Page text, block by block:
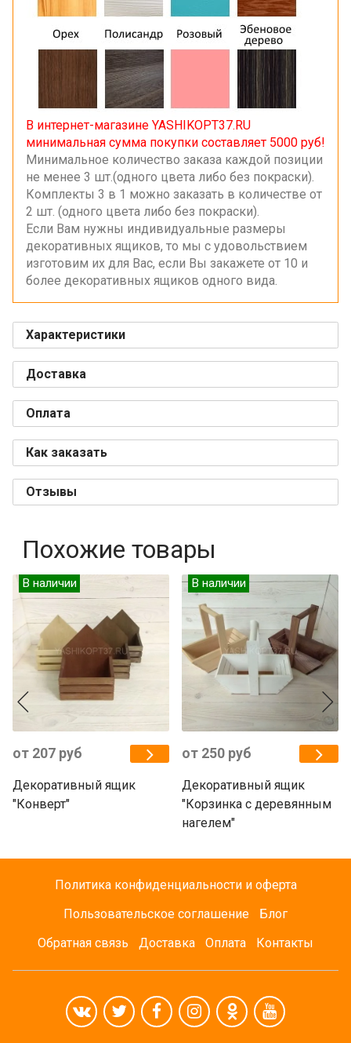
В интернет-магазине YASHIKOPT37.RU
минимальная сумма покупки составляет 5000 руб!
Минимальное количество заказа каждой позиции
не менее 3 шт.(одного цвета либо без покраски).
Комплекты 3 в 1 можно заказать в количестве от
2 шт. (одного цвета либо без покраски).
Если Вам нужны индивидуальные размеры
декоративных ящиков, то мы с удовольствием
изготовим их для Вас, если Вы закажете от 10 и
более декоративных ящиков одного вида.
Характеристики
Доставка
Оплата
Как заказать
Отзывы
Похожие товары
В наличии
от 207 руб
Декоративный ящик
"Конверт"
В наличии
от 250 руб
Декоративный ящик
"Корзинка с деревянным
нагелем"
Политика конфиденциальности и оферта
Пользовательское соглашение
Блог
Обратная связь
Доставка Оплата Контакты